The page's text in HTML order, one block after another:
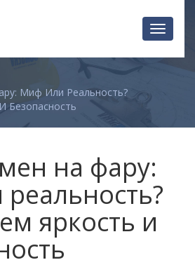
Миф Или Реальность?
Безопасность
на фару:
яркость и